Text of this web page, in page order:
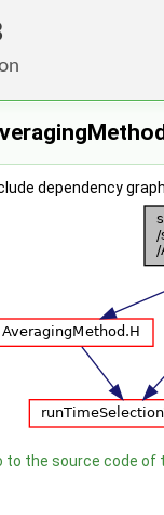
Foundation
dependency
to the source code of